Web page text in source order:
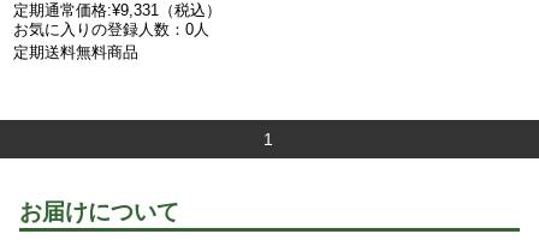
定期通常価格:¥9,331（税込）
お気に入りの登録人数：0人
定期送料無料商品
1